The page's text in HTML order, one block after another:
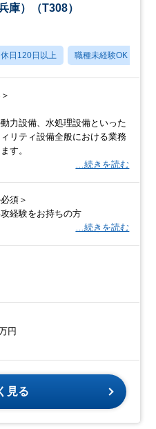
庫）（T308）
休日120日以上 職種未経験OK
力設備、水処理設備といった
リティ設備全般における業務
す。
…続きを読む
須＞
経験をお持ちの方
…続きを読む
円
見る